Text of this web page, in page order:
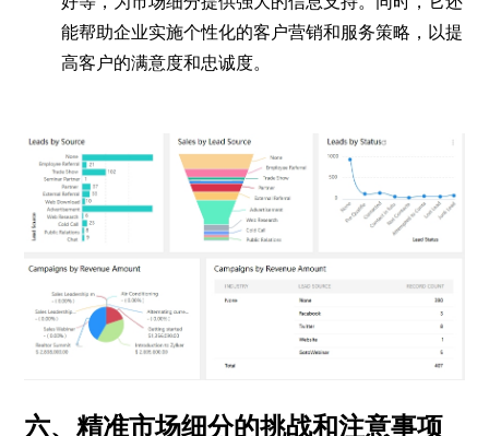
能帮助企业实施个性化的客户营销和服务策略，以提
高客户的满意度和忠诚度。
六、精准市场细分的挑战和注意事项